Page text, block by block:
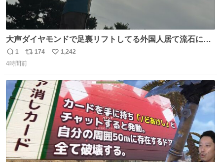
大声ダイヤモンドで足裏リフトしてる外国人居て流石に時
代はAKB48ですかと…
返
信
1
リ
ポ
ト
数
174
い
数
1,242
4時間前